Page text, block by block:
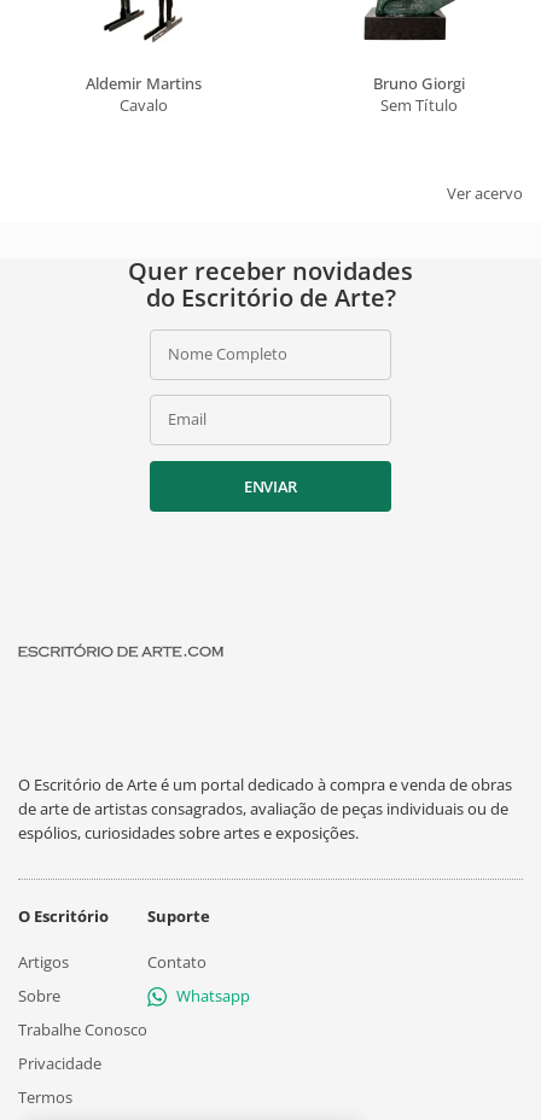
Aldemir Martins
Cavalo
Bruno Giorgi
Sem Título
Ver acervo
Quer receber novidades
do Escritório de Arte?
Nome Completo
Email
ENVIAR
O Escritório de Arte é um portal dedicado à compra e venda de obras
de arte de artistas consagrados, avaliação de peças individuais ou de
espólios, curiosidades sobre artes e exposições.
O Escritório
Artigos
Sobre
Trabalhe Conosco
Privacidade
Termos
Suporte
Contato
Whatsapp